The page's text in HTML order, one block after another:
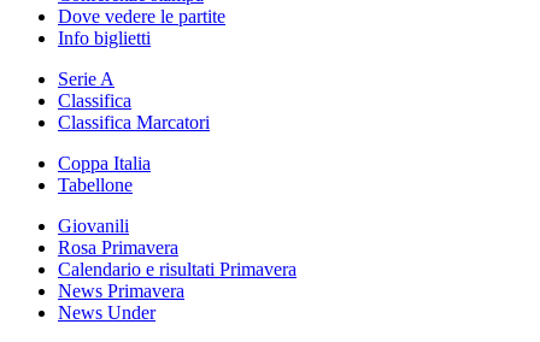
Dove vedere le partite
Info biglietti
Serie A
Classifica
Classifica Marcatori
Coppa Italia
Tabellone
Giovanili
Rosa Primavera
Calendario e risultati Primavera
News Primavera
News Under